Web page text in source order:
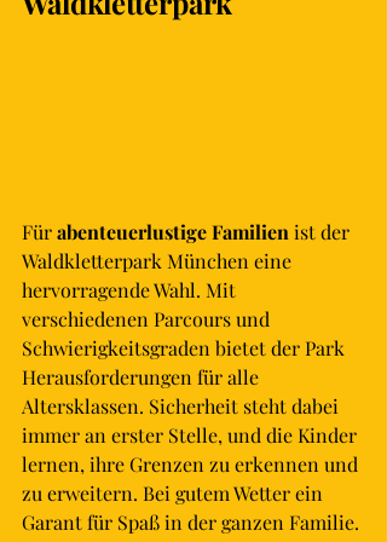
Für abenteuerlustige Familien ist der
Waldkletterpark München eine
hervorragende Wahl. Mit
verschiedenen Parcours und
Schwierigkeitsgraden bietet der Park
Herausforderungen für alle
Altersklassen. Sicherheit steht dabei
immer an erster Stelle, und die Kinder
lernen, ihre Grenzen zu erkennen und
zu erweitern. Bei gutem Wetter ein
Garant für Spaß in der ganzen Familie.